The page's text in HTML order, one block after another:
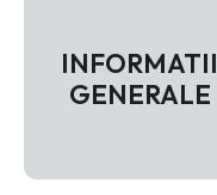
INFORMATII
GENERALE